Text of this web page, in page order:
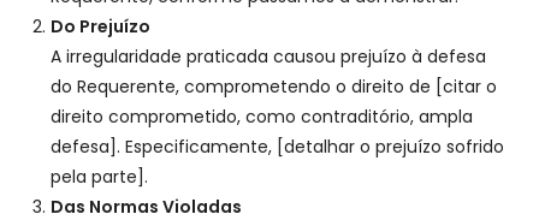
Do Prejuízo
A irregularidade praticada causou prejuízo à defesa
do Requerente, comprometendo o direito de [citar o
direito comprometido, como contraditório, ampla
defesa]. Especificamente, [detalhar o prejuízo sofrido
pela parte].
Das Normas Violadas